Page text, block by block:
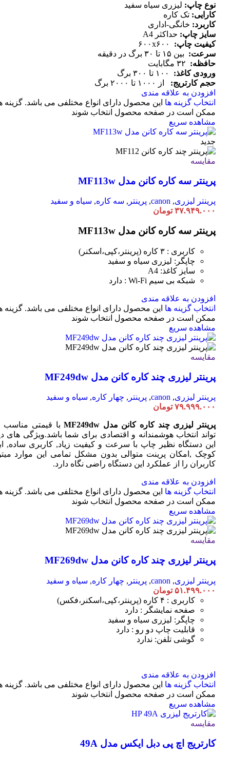
نوع چاپ: لیزری سیاه سفید
کارایی: تک کاره
کاربرد: خانگی-اداری
سایز چاپ: حداکثر A4
کیفیت چاپ:
۶۰۰x۶۰۰
سرعت: بین ۱۵ تا ۳۰ برگ در دقیقه
حافظه: ۳۲ مگابایت
ورودی کاغذ:
۱۰۰ تا ۳۰۰ برگ
حجم کارتریج:
از ۱۰۰۰ تا ۲۰۰۰ برگ
افزودن به علاقه مندی
انتخاب گزینه ها این محصول دارای انواع مختلفی می باشد. گزینه
ممکن است در صفحه محصول انتخاب شوند
مشاهده سریع
جدید
مقایسه
پرینتر سه کاره کانن مدل MF113w
پرینتر لیزری,
canon
, پرینتر , سه کاره, سیاه و سفید
۳۷.۹۴۹.۰۰۰ تومان
پرینتر سه کاره کانن مدل MF113w
کاربری : ۳ کاره (پرینتر،کپی،اسکنر)
چاپگر: لیزری سیاه و سفید
سایز کاغذ: A4
شبکه بی سیم Wi-Fi : دارد
افزودن به علاقه مندی
انتخاب گزینه ها این محصول دارای انواع مختلفی می باشد. گزینه
ممکن است در صفحه محصول انتخاب شوند
مشاهده سریع
مقایسه
پرینتر لیزری چند کاره کانن مدل MF249dw
پرینتر لیزری,
canon
, پرینتر , چهار کاره, سیاه و سفید
۷۹.۹۹۹.۰۰۰ تومان
پرینتر لیزری چند کاره کانن مدل MF249dw
با قیمتی
تواند انتخاب هوشمندانه و اقتصادی برای شما باشد.ویژگی های
این دستگاه نظیر چاپ با سرعت و کیفیت زیاد, کاربری ساده,
کوچک ,امکان پرینت متوالی بدون مشکل تمامی این موارد
کاربران را از عملکرد این دستگاه راضی نگاه دارد.
افزودن به علاقه مندی
انتخاب گزینه ها این محصول دارای انواع مختلفی می باشد. گزینه
ممکن است در صفحه محصول انتخاب شوند
مشاهده سریع
مقایسه
پرینتر لیزری چند کاره کانن مدل MF269dw
پرینتر لیزری,
canon
, پرینتر , چهار کاره, سیاه و سفید
۵۱.۴۹۹.۰۰۰ تومان
کاربری : ۴ کاره (پرینتر،کپی،اسکنر،فکس)
صفحه نمایشگر : دارد
چاپگر: لیزری سیاه و سفید
قابلیت چاپ دو رو : دارد
گوشی تلفن: ندارد
افزودن به علاقه مندی
انتخاب گزینه ها این محصول دارای انواع مختلفی می باشد. گزینه
ممکن است در صفحه محصول انتخاب شوند
مشاهده سریع
مقایسه
کارتریج اچ پی دبل ایکس مدل 49A